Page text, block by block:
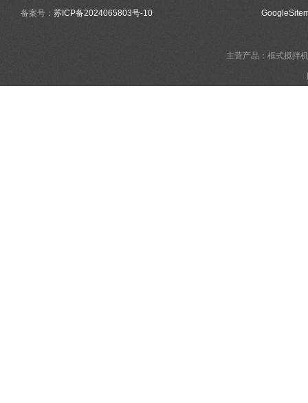
备案号： 苏ICP备2024065803号-10
主营产品：框式搅拌